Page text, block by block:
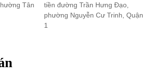
Tân
tiền đường Trần Hưng Đạo,
phường Nguyễn Cư Trinh, Quận
1